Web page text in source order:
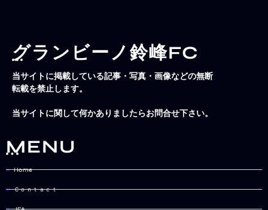
グランビーノ鈴峰FC
当サイトに掲載している記事・写真・画像などの無断
転載を禁止します。
当サイトに関して何かありましたらお問合せ下さい。
MENU
Home
Ｃｏｎｔａｃｔ